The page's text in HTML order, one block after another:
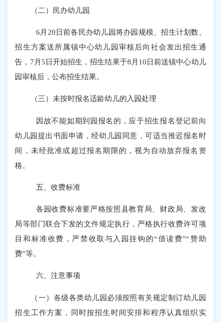
（二）民办幼儿园
6月20日前各民办幼儿园将办园规模、招生计划数、
招生方案送所属镇中心幼儿园审核后向社会发出招生通
告，7月5日开始招生，招生结果于8月10日前送镇中心幼儿
园审核后，公布招生结果。
（三）未按时报名适龄幼儿的入园处理
因故不能如期到园报名的，应于招生报名登记前向
幼儿园提出书面申请，经幼儿园同意，可适当推迟报名时
间，未经批准或超过报名期限的，视为自动放弃报名资
格。
五、收费标准
各园收费标准要严格按照县教育局、财政局、发改
局等部门联合下发的文件规定执行，严格执行收费许可项
目和标准收费，严禁收取与入园挂钩的“借读费”“赞助
费”等。
六、注意事项
（一）各级各类幼儿园必须按照有关规定制订幼儿园
招生工作方案，同时按招生时间安排和程序认真组织实